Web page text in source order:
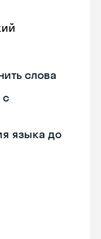
слова
с
языка до